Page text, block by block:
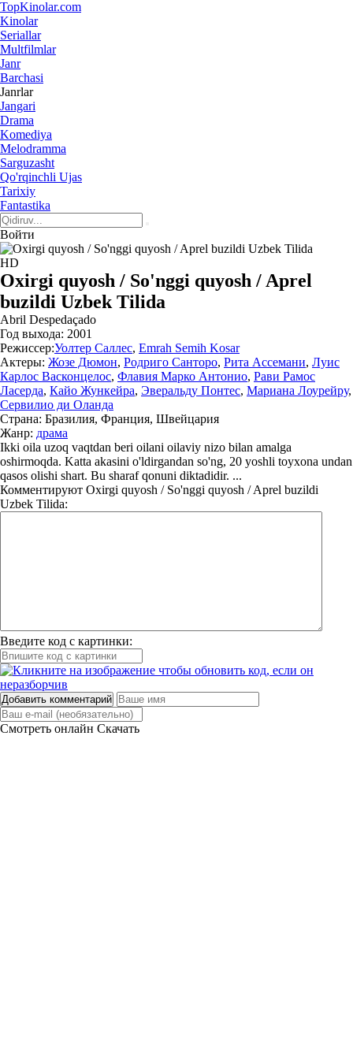
TopKinolar.com
Kinolar
Seriallar
Multfilmlar
Janr
Barchasi
Janrlar
Jangari
Drama
Komediya
Melodramma
Sarguzasht
Qo'rqinchli Ujas
Tarixiy
Fantastika
Войти
HD
Oxirgi quyosh / So'nggi quyosh / Aprel
buzildi Uzbek Tilida
Abril Despedaçado
Год выхода: 2001
Режиссер:Уолтер Саллес, Emrah Semih Kosar
Актеры: Жозе Дюмон, Родриго Санторо, Рита Ассемани, Луис
Карлос Васконцелос, Флавия Марко Антонио, Рави Рамос
Ласерда, Кайо Жункейра, Эверальду Понтес, Мариана Лоурейру,
Сервилио ди Оланда
Страна: Бразилия, Франция, Швейцария
Жанр: драма
Ikki oila uzoq vaqtdan beri oilani oilaviy nizo bilan amalga
oshirmoqda. Katta akasini o'ldirgandan so'ng, 20 yoshli toyxona undan
qasos olishi shart. Bu sharaf qonuni diktadidir. ...
Комментируют Oxirgi quyosh / So'nggi quyosh / Aprel buzildi
Uzbek Tilida:
Введите код с картинки:
Добавить комментарий
Смотреть онлайн Скачать